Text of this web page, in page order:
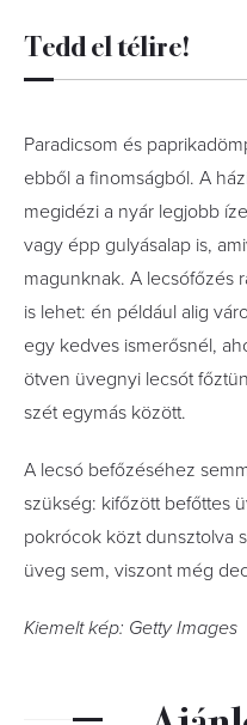
Tedd el télire!
Paradicsom és
ebből a finomságból. A
megidézi a nyár legjobb
vagy épp gulyásalap is,
magunknak. A lecsófőzés
is lehet: én például alig
egy kedves ismerősnél,
ötven üvegnyi lecsót
szét egymás között.
A lecsó befőzéséhez
szükség: kifőzött befőttes
pokrócok közt dunsztolva
üveg sem, viszont még
Kiemelt kép: Getty Images